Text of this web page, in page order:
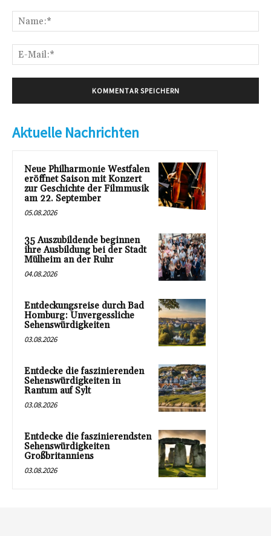
Aktuelle Nachrichten
Neue Philharmonie Westfalen
eröffnet Saison mit Konzert
zur Geschichte der Filmmusik
am 22. September
05.08.2026
35 Auszubildende beginnen
ihre Ausbildung bei der Stadt
Mülheim an der Ruhr
04.08.2026
Entdeckungsreise durch Bad
Homburg: Unvergessliche
Sehenswürdigkeiten
03.08.2026
Entdecke die faszinierenden
Sehenswürdigkeiten in
Rantum auf Sylt
03.08.2026
Entdecke die faszinierendsten
Sehenswürdigkeiten
Großbritanniens
03.08.2026